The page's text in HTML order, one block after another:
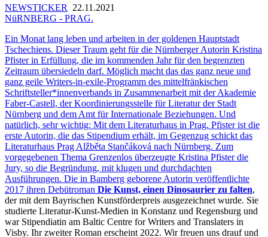
NEWSTICKER
22.11.2021
NüRNBERG - PRAG.
Ein Monat lang leben und arbeiten in der goldenen Hauptstadt
Tschechiens. Dieser Traum geht für die Nürnberger Autorin Kristina
Pfister in Erfüllung, die im kommenden Jahr für den begrenzten
Zeitraum übersiedeln darf. Möglich macht das das ganz neue und
ganz geile Writers-in-exile-Programm des mittelfränkischen
Schriftsteller*innenverbands in Zusammenarbeit mit der Akademie
Faber-Castell, der Koordinierungsstelle für Literatur der Stadt
Nürnberg und dem Amt für Internationale Beziehungen. Und
natürlich, sehr wichtig: Mit dem Literaturhaus in Prag. Pfister ist die
erste Autorin, die das Stipendium erhält, im Gegenzug schickt das
Literaturhaus Prag Alžběta Stančáková nach Nürnberg. Zum
vorgegebenen Thema Grenzenlos überzeugte Kristina Pfister die
Jury, so die Begründung, mit klugen und durchdachten
Ausführungen. Die in Bamberg geborene Autorin veröffentlichte
2017 ihren Debütroman Die Kunst, einen Dinosaurier zu falten,
der mit dem Bayrischen Kunstförderpreis ausgezeichnet wurde. Sie
studierte Literatur-Kunst-Medien in Konstanz und Regensburg und
war Stipendiatin am Baltic Centre for Writers and Translaters in
Visby. Ihr zweiter Roman erscheint 2022. Wir freuen uns drauf und